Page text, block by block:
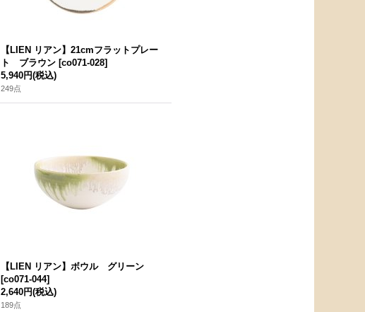
【LIEN リアン】21cmフラットプレー
ト ブラウン [co071-028]
5,940円(税込)
249点
【LIEN リアン】ボウル グリーン
[co071-044]
2,640円(税込)
189点